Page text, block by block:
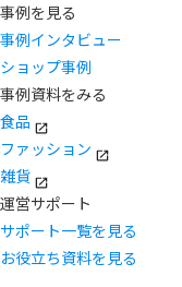
事例を見る
事例インタビュー
ショップ事例
事例資料をみる
食品
ファッション
雑貨
運営サポート
サポート一覧を見る
お役立ち資料を見る